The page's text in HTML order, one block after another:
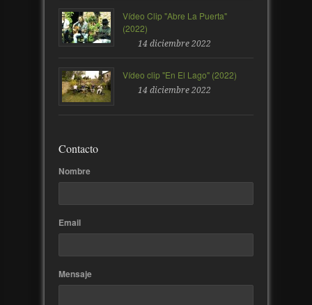
Vídeo Clip "Abre La Puerta"
(2022)
14 diciembre 2022
Vídeo clip "En El Lago" (2022)
14 diciembre 2022
Contacto
Nombre
Email
Mensaje